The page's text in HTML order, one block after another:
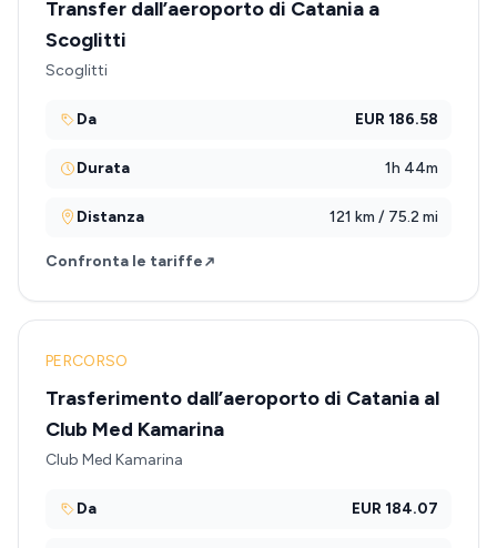
Transfer dall’aeroporto di Catania a
Scoglitti
Scoglitti
Da EUR 186.58
Durata 1h 44m
Distanza 121 km / 75.2 mi
Confronta le tariffe
PERCORSO
Trasferimento dall’aeroporto di Catania al
Club Med Kamarina
Club Med Kamarina
Da EUR 184.07